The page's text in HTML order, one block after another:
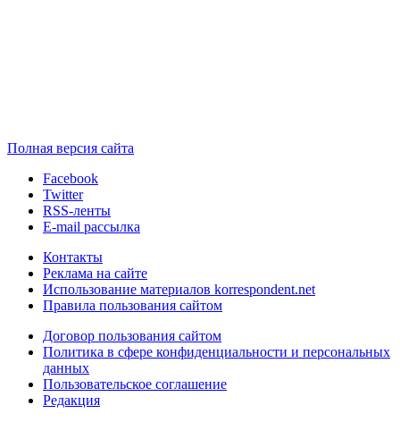
Полная версия сайта
Facebook
Twitter
RSS-ленты
E-mail рассылка
Контакты
Реклама на сайте
Использование материалов korrespondent.net
Правила пользования сайтом
Договор пользования сайтом
Политика в сфере конфиденциальности и персональных
данных
Пользовательское соглашение
Редакция